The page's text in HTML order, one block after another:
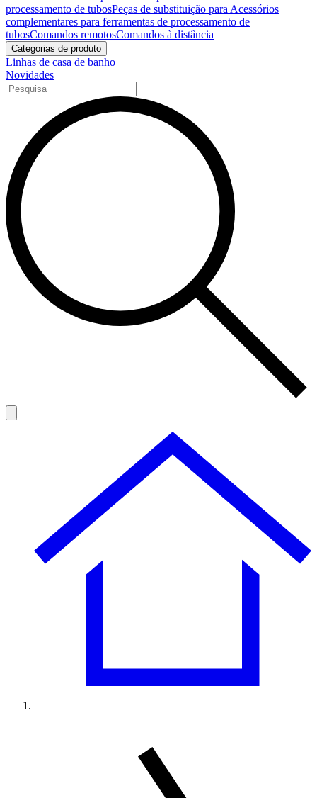
processamento de tubosPeças de substituição para Acessórios
complementares para ferramentas de processamento de
tubosComandos remotosComandos à distância
Categorias de produto
Linhas de casa de banho
Novidades